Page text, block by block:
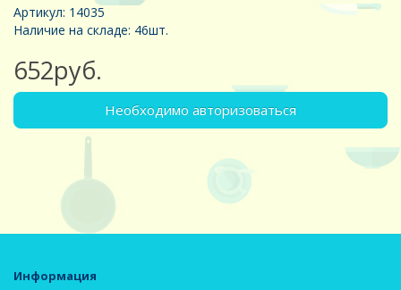
Артикул: 14035
Наличие на складе: 46шт.
652руб.
Необходимо авторизоваться
Информация